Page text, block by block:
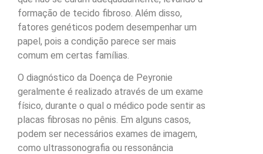
formação de tecido fibroso. Além disso,
fatores genéticos podem desempenhar um
papel, pois a condição parece ser mais
comum em certas famílias.
O diagnóstico da Doença de Peyronie
geralmente é realizado através de um exame
físico, durante o qual o médico pode sentir as
placas fibrosas no pênis. Em alguns casos,
podem ser necessários exames de imagem,
como ultrassonografia ou ressonância